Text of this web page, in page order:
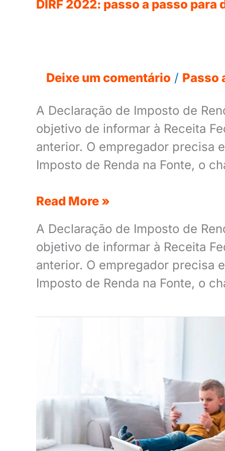
DIRF 2022: passo a passo para
Deixe um comentário / Passo
A Declaração de Imposto de
objetivo de informar à Receita
anterior. O empregador precisa
Imposto de Renda na Fonte, o
Read More »
A Declaração de Imposto de
objetivo de informar à Receita
anterior. O empregador precisa
Imposto de Renda na Fonte, o
patrão
doméstico
no